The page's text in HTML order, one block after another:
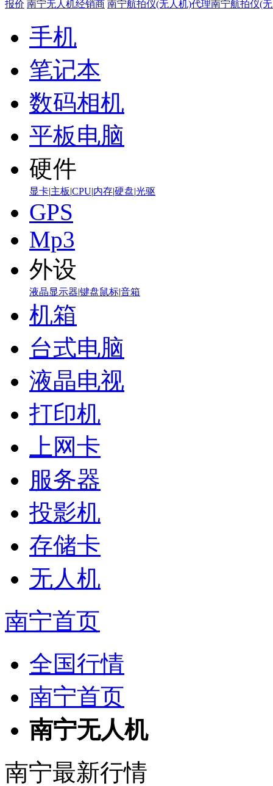
报价 南宁无人机经销商 南宁航拍仪(无人机)代理南宁航拍仪(
手机
笔记本
数码相机
平板电脑
硬件
显卡|主板|CPU|内存|硬盘|光驱
GPS
Mp3
外设
液晶显示器|键盘鼠标|音箱
机箱
台式电脑
液晶电视
打印机
上网卡
服务器
投影机
存储卡
无人机
南宁首页
全国行情
南宁首页
南宁无人机
南宁最新行情